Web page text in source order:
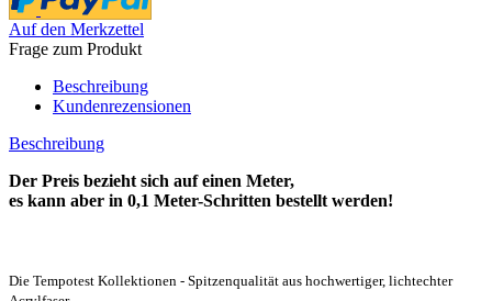
Auf den Merkzettel
Frage zum Produkt
Beschreibung
Kundenrezensionen
Beschreibung
Der Preis bezieht sich auf einen Meter,
es kann aber in 0,1 Meter-Schritten bestellt werden!
Die Tempotest Kollektionen - Spitzenqualität aus hochwertiger, lichtechter